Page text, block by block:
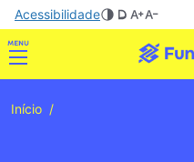
Acessibilidade
Início